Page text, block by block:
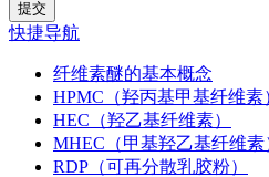
快捷导航
纤维素醚的基本概念
HPMC（羟丙基甲基纤维素
HEC（羟乙基纤维素）
MHEC（甲基羟乙基纤维素
RDP（可再分散乳胶粉）